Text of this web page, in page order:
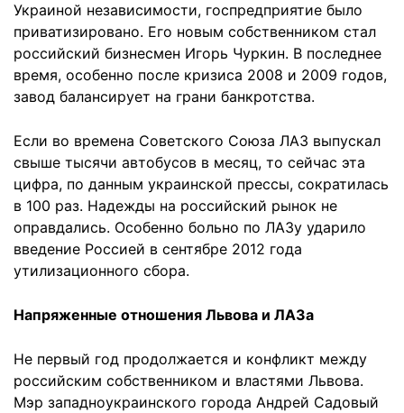
Украиной независимости, госпредприятие было
приватизировано. Его новым собственником стал
российский бизнесмен Игорь Чуркин. В последнее
время, особенно после кризиса 2008 и 2009 годов,
завод балансирует на грани банкротства.
Если во времена Советского Союза ЛАЗ выпускал
свыше тысячи автобусов в месяц, то сейчас эта
цифра, по данным украинской прессы, сократилась
в 100 раз. Надежды на российский рынок не
оправдались. Особенно больно по ЛАЗу ударило
введение Россией в сентябре 2012 года
утилизационного сбора.
Напряженные отношения Львова и ЛАЗа
Не первый год продолжается и конфликт между
российским собственником и властями Львова.
Мэр западноукраинского города Андрей Садовый